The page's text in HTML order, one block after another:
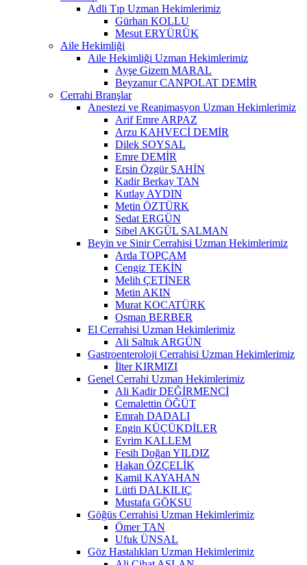
Adli Tıp Uzman Hekimlerimiz
Gürhan KOLLU
Mesut ERYÜRÜK
Aile Hekimliği
Aile Hekimliği Uzman Hekimlerimiz
Ayşe Gizem MARAL
Beyzanur CANPOLAT DEMİR
Cerrahi Branşlar
Anestezi ve Reanimasyon Uzman Hekimlerimiz
Arif Emre ARPAZ
Arzu KAHVECİ DEMİR
Dilek SOYSAL
Emre DEMİR
Ersin Özgür ŞAHİN
Kadir Berkay TAN
Kutlay AYDIN
Metin ÖZTÜRK
Sedat ERGÜN
Sibel AKGÜL SALMAN
Beyin ve Sinir Cerrahisi Uzman Hekimlerimiz
Arda TOPÇAM
Cengiz TEKİN
Melih ÇETİNER
Metin AKIN
Murat KOCATÜRK
Osman BERBER
El Cerrahisi Uzman Hekimlerimiz
Ali Saltuk ARGÜN
Gastroenteroloji Cerrahisi Uzman Hekimlerimiz
İlter KIRMIZI
Genel Cerrahi Uzman Hekimlerimiz
Ali Kadir DEĞİRMENCİ
Cemalettin ÖĞÜT
Emrah DADALI
Engin KÜÇÜKDİLER
Evrim KALLEM
Fesih Doğan YILDIZ
Hakan ÖZÇELİK
Kamil KAYAHAN
Lütfi DALKILIÇ
Mustafa GÖKSU
Göğüs Cerrahisi Uzman Hekimlerimiz
Ömer TAN
Ufuk ÜNSAL
Göz Hastalıkları Uzman Hekimlerimiz